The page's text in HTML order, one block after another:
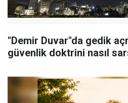
"Demir Duvar"da gedik
güvenlik doktrini nasıl